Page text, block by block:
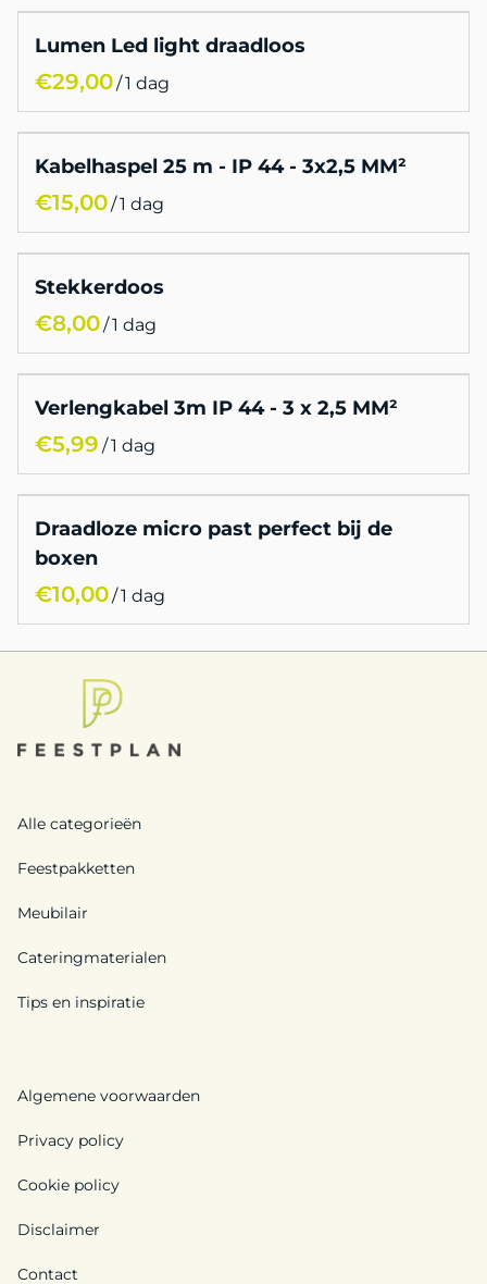
Lumen Led light draadloos
/
Kabelhaspel 25 m - IP 44 - 3x2,5 MM²
/
Stekkerdoos
/
Verlengkabel 3m IP 44 - 3 x 2,5 MM²
/
Draadloze micro past perfect bij de
boxen
/
Alle categorieën
Feestpakketten
Meubilair
Cateringmaterialen
Tips en inspiratie
Algemene voorwaarden
Privacy policy
Cookie policy
Disclaimer
Contact